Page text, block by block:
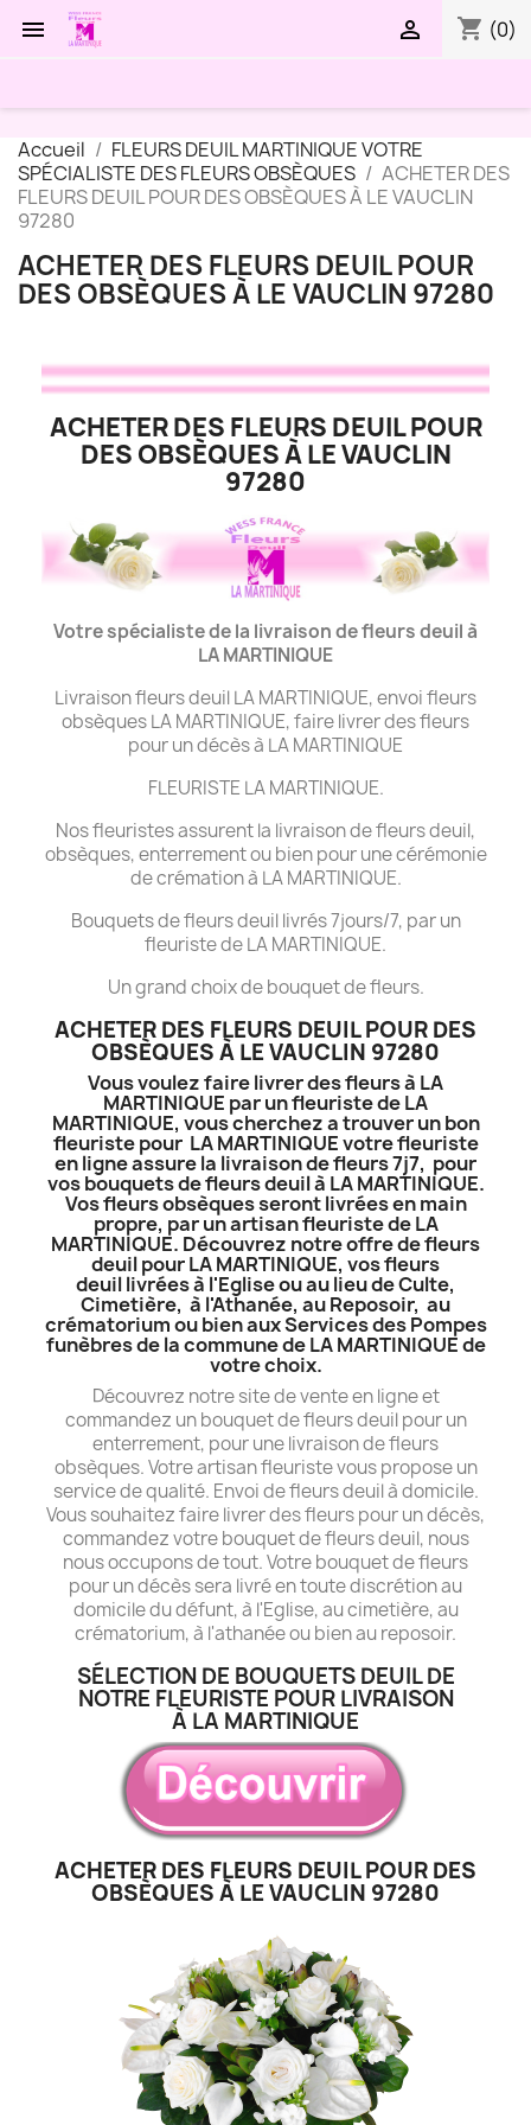
 shopping_cart (0)

Accueil
FLEURS DEUIL MARTINIQUE VOTRE
SPÉCIALISTE DES FLEURS OBSÈQUES
ACHETER DES
FLEURS DEUIL POUR DES OBSÈQUES À LE VAUCLIN
97280
ACHETER DES FLEURS DEUIL POUR
DES OBSÈQUES À LE VAUCLIN 97280
ACHETER DES FLEURS DEUIL POUR
DES OBSÈQUES À LE VAUCLIN
97280
Votre spécialiste de la livraison de fleurs deuil à
LA MARTINIQUE
Livraison fleurs deuil LA MARTINIQUE, envoi fleurs
obsèques LA MARTINIQUE, faire livrer des fleurs
pour un décès à LA MARTINIQUE
FLEURISTE LA MARTINIQUE.
Nos fleuristes assurent la livraison de fleurs deuil,
obsèques, enterrement ou bien pour une cérémonie
de crémation à LA MARTINIQUE.
Bouquets de fleurs deuil livrés 7jours/7, par un
fleuriste de LA MARTINIQUE.
Un grand choix de bouquet de fleurs.
ACHETER DES FLEURS DEUIL POUR DES
OBSÈQUES À LE VAUCLIN 97280
Vous voulez faire livrer des fleurs à LA
MARTINIQUE par un fleuriste de LA
MARTINIQUE, vous cherchez a trouver un bon
fleuriste pour LA MARTINIQUE votre fleuriste
en ligne assure la livraison de fleurs 7j7, pour
vos bouquets de fleurs deuil à LA MARTINIQUE.
Vos fleurs obsèques seront livrées en main
propre, par un artisan fleuriste de LA
MARTINIQUE. Découvrez notre offre de fleurs
deuil pour LA MARTINIQUE, vos fleurs
deuil livrées à l'Eglise ou au lieu de Culte,
Cimetière, à l'Athanée, au Reposoir, au
crématorium ou bien aux Services des Pompes
funèbres de la commune de LA MARTINIQUE de
votre choix.
Découvrez notre site de vente en ligne et
commandez un bouquet de fleurs deuil pour un
enterrement, pour une livraison de fleurs
obsèques. Votre artisan fleuriste vous propose un
service de qualité. Envoi de fleurs deuil à domicile.
Vous souhaitez faire livrer des fleurs pour un décès,
commandez votre bouquet de fleurs deuil, nous
nous occupons de tout. Votre bouquet de fleurs
pour un décès sera livré en toute discrétion au
domicile du défunt, à l'Eglise, au cimetière, au
crématorium, à l'athanée ou bien au reposoir.
SÉLECTION DE BOUQUETS DEUIL DE
NOTRE FLEURISTE POUR LIVRAISON
À LA MARTINIQUE
ACHETER DES FLEURS DEUIL POUR DES
OBSÈQUES À LE VAUCLIN 97280